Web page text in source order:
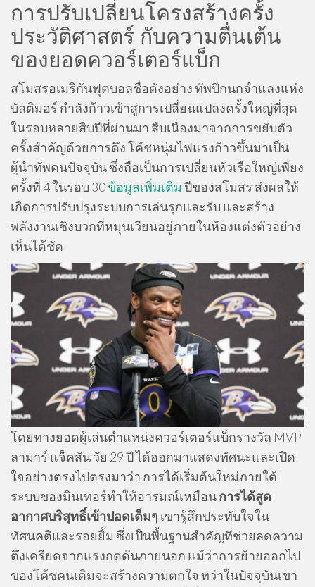
การปรับเปลี่ยนโครงสร้างครั้ง
ประวัติศาสตร์ กับความตื่นเต้น
ของยอดควอร์เตอร์แบ็ก
สโมสรอเมริกันฟุตบอลชื่อดังอย่าง ทัพปีกนกจำแลงแห่ง
บัลติมอร์ กำลังก้าวเข้าสู่การเปลี่ยนแปลงครั้งใหญ่ที่สุด
ในรอบหลายสิบปีที่ผ่านมา สืบเนื่องมาจากการขยับตัว
ครั้งสำคัญด้วยการดึง โค้ชหนุ่มไฟแรงก้าวขึ้นมาเป็น
ผู้นำทัพคนปัจจุบัน ซึ่งถือเป็นการเปลี่ยนหัวเรือใหญ่เพียง
ครั้งที่ 4 ในรอบ 30ข้อมูลเพิ่มเติมปีของสโมสร ส่งผลให้
เกิดการปรับปรุงระบบการเล่นรุกและรับ และสร้าง
พลังงานเชิงบวกที่หมุนเวียนอยู่ภายในห้องแต่งตัวอย่าง
เห็นได้ชัด
โดยทางยอดผู้เล่นตำแหน่งควอร์เตอร์แบ็กรางวัล MVP
ลามาร์ แจ็คสัน วัย 29 ปี ได้ออกมาแสดงทัศนะและเปิด
ใจอย่างตรงไปตรงมาว่า การได้เริ่มต้นใหม่ภายใต้
ระบบของมินเทอร์ทำให้อารมณ์เหมือนการได้สูด
อากาศบริสุทธิ์เข้าปอดเต็มๆ เขารู้สึกประทับใจใน
ทัศนคติและรอยยิ้ม ซึ่งเป็นพื้นฐานสำคัญที่ช่วยลดความ
ตึงเครียดจากแรงกดดันภายนอก แม้ว่าการย้ายออกไป
ของโค้ชคนเดิมจะสร้างความตกใจ ทว่าในปัจจุบันเขา